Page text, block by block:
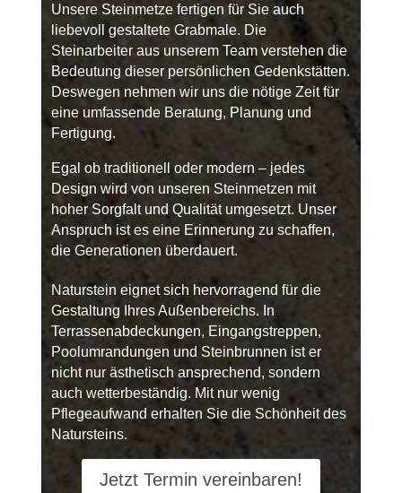
Unsere Steinmetze fertigen für Sie auch
liebevoll gestaltete Grabmale. Die
Steinarbeiter aus unserem Team verstehen die
Bedeutung dieser persönlichen Gedenkstätten.
Deswegen nehmen wir uns die nötige Zeit für
eine umfassende Beratung, Planung und
Fertigung.
Egal ob traditionell oder modern – jedes
Design wird von unseren Steinmetzen mit
hoher Sorgfalt und Qualität umgesetzt. Unser
Anspruch ist es eine Erinnerung zu schaffen,
die Generationen überdauert.
Naturstein eignet sich hervorragend für die
Gestaltung IhresAußenbereichs. I n
Terrassenabdeckungen, Eingangstreppen,
Pool umrandungen und Steinbrunnen ist er
nicht nur ästhetisch ansprechend, sondern
auch wetterbeständig. Mit nur wenig
Pflegeaufwand erhalten Sie die Schönheitdes
Natursteins.
Jetzt Termin vereinbaren!